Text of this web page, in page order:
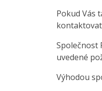
Pokud Vás
Společnost
uvedené
Výhodou